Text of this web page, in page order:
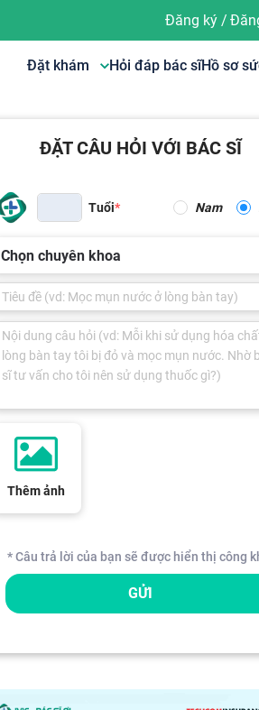
Đăng ký/
Đặt khám Hỏi đáp bác sĩHồ sơ
ĐẶT CÂU HỎI VỚI BÁC SĨ
Tuổi Nam
Chọn chuyên khoa
Thêm ảnh
* Câu trả lời của bạn sẽ được hiển thị công
GỬI